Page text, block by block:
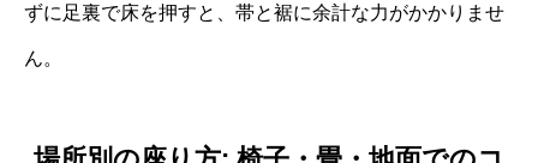
ずに足裏で床を押すと、帯と裾に余計な力がかかりませ
ん。